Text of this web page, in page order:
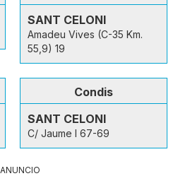
SANT CELONI
Amadeu Vives (C-35 Km.
55,9) 19
Condis
SANT CELONI
C/ Jaume I 67-69
ANUNCIO